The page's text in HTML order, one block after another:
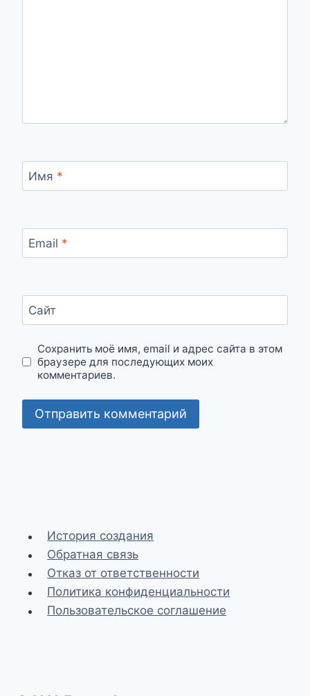
Имя *
Email *
Сайт
Сохранить моё имя, email и адрес сайта в этом
браузере для последующих моих
комментариев.
История создания
Обратная связь
Отказ от ответственности
Политика конфиденциальности
Пользовательское соглашение